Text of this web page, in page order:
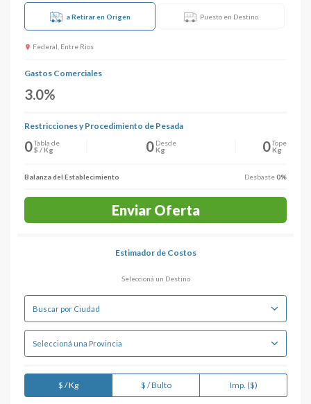
a Retirar en Origen Puesto en Destino
Federal, Entre Rios
Gastos Comerciales
3.0%
Restricciones y Procedimiento de Pesada
0Tabla de
$ / Kg
0 Desde
Kg
0Tope
Kg
Balanza del Establecimiento Desbaste0%
Enviar Oferta
Estimador de Costos
Seleccioná un Destino
$ / Kg $ / Bulto Imp. ($)